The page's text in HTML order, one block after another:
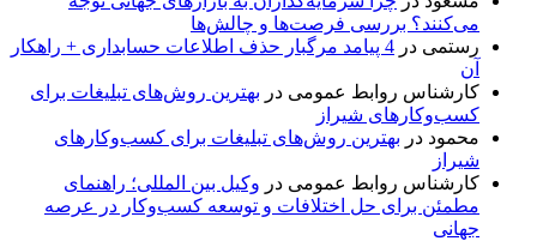
می‌کنند؟ بررسی فرصت‌ها و چالش‌ها
رستمی در
4 پیامد مرگبار حذف اطلاعات حسابداری + راهکار
آن
کارشناس روابط عمومی در بهترین روش‌های تبلیغات برای
کسب‌وکارهای شیراز
محمود در بهترین روش‌های تبلیغات برای کسب‌وکارهای
شیراز
کارشناس روابط عمومی در وکیل بین المللی؛ راهنمای
مطمئن برای حل اختلافات و توسعه کسب‌وکار در عرصه
جهانی